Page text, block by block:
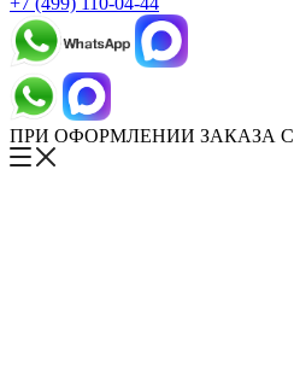
ПРИ ОФОРМЛЕНИИ ЗАКАЗА